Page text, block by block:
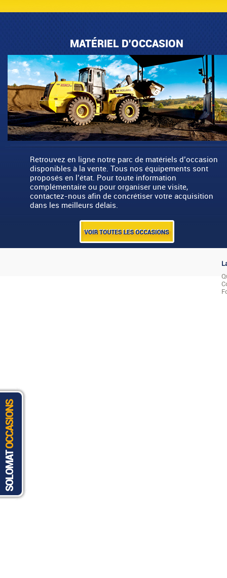
MATÉRIEL D'OCCASION
Retrouvez en ligne notre parc de matériels d’occasion
disponibles à la vente. Tous nos équipements sont
proposés en l’état. Pour toute information
complémentaire ou pour organiser une visite,
contactez-nous afin de concrétiser votre acquisition
dans les meilleurs délais.